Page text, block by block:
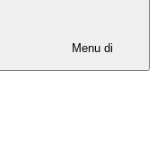
Menu di